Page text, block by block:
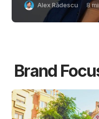
Alex Rădescu 8
Brand